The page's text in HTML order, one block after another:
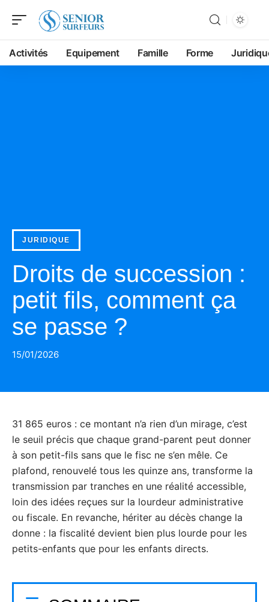
Activités Equipement Famille Forme
JURIDIQUE
Droits de succession :
petit fils, comment ça
se passe ?
15/01/2026
31 865 euros : ce montant n’a rien d’un mirage, c’est
le seuil précis que chaque grand-parent peut donner
à son petit-fils sans que le fisc ne s’en mêle. Ce
plafond, renouvelé tous les quinze ans, transforme la
transmission par tranches en une réalité accessible,
loin des idées reçues sur la lourdeur administrative
ou fiscale. En revanche, hériter au décès change la
donne : la fiscalité devient bien plus lourde pour les
petits-enfants que pour les enfants directs.